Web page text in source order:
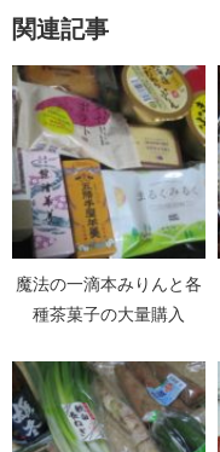
関連記事
魔法の一滴本みりんと各
種茶菓子の大量購入